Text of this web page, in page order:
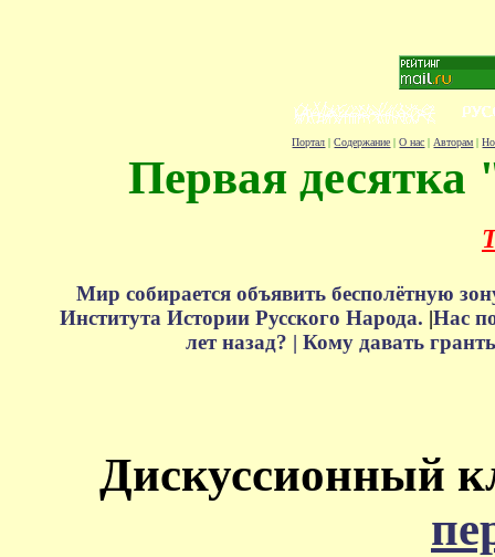
Портал |Содержание |О нас | Авторам |
Первая десятка
Мир собирается объявить бесполётную
Института Истории Русского Народа. |Нас
лет назад? |Кому давать
Дискуссионный